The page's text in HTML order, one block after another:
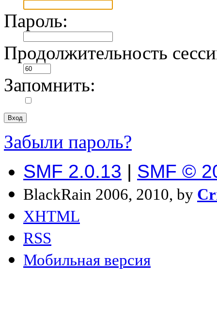
Пароль:
Продолжительность
Запомнить:
Забыли пароль?
SMF 2.0.13 | SMF ©
BlackRain 2006, 2010, by
XHTML
RSS
Мобильная версия